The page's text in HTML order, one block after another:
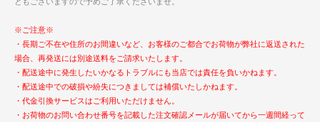
※ご注意※
・長期ご不在や住所のお間違いなど、お客様のご都合でお荷物が弊社に返送された
場合、再発送には別途送料をご請求いたします。
・配送途中に発生したいかなるトラブルにも当店では責任を負いかねます。
・配送途中での破損や紛失につきましては補償いたしかねます。
・代金引換サービスはご利用いただけません。
・お荷物のお問い合わせ番号を記載した注文確認メールが届いてから一週間経って